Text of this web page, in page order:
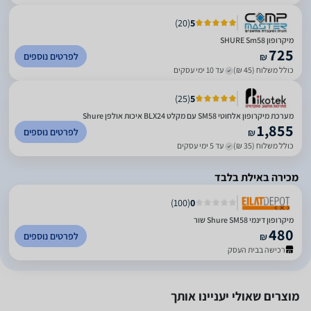
5
(
20
)
מיקרופון SHURE Sm58
₪725
כולל משלוח (45 ₪) עד 10 ימי עסקים
לפרטים נוספים
5
(
25
)
מערכת מיקרופון אלחוטי SM58 עם מקלט BLX24 איכות אולפן Shure
₪1,855
כולל משלוח (35 ₪) עד 5 ימי עסקים
לפרטים נוספים
מכירה באילת בלבד
0
(
100
)
‏מיקרופון דינמי Shure SM58 שור
₪480
רכישה בבית העסק
לפרטים נוספים
מוצרים שאולי יעניינו אותך